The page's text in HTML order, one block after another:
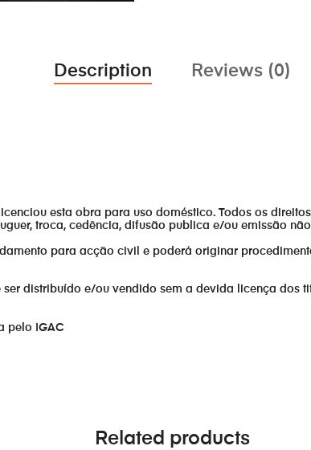
Description Reviews (0)
esta obra para uso doméstico. Todos os
troca, cedência, difusão publica e/ou emissão
para acção civil e poderá originar
distribuído e/ou vendido sem a devida licença dos
pelo IGAC
Related products